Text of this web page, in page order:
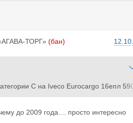
ТОРГ» (бан)
С на Iveco Eurocargo 16епл
Австрия, Швейцария - РФ
до 2009 года.... просто интересно